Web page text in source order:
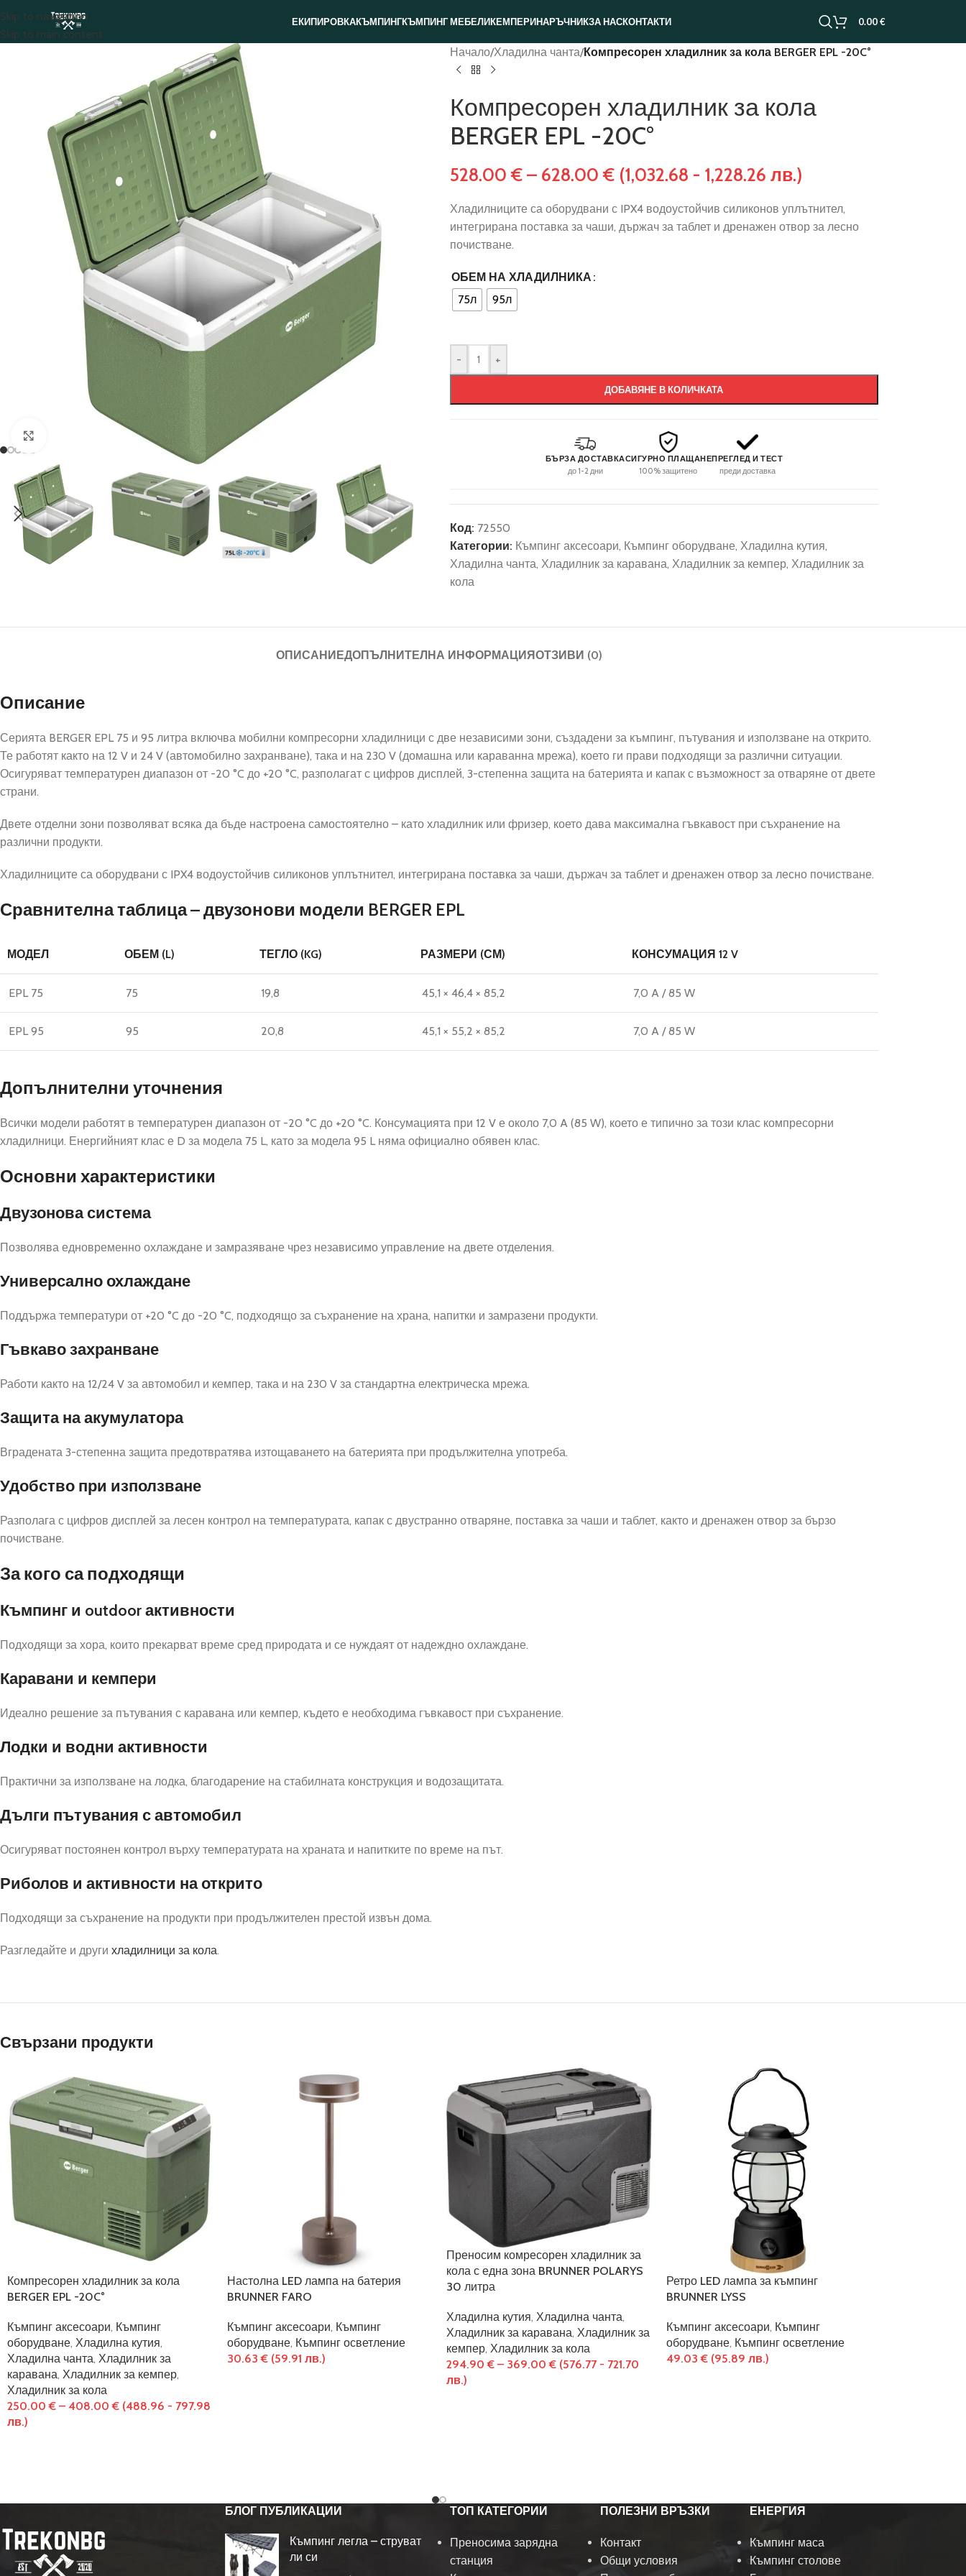
Skip to navigation
Skip to main content
ЕКИПИРОВКАКЪМПИНГКЪМПИНГ МЕБЕЛИКЕМПЕРИНАРЪЧНИКЗА НАСКОНТАКТИ 0.00€
Начало/Хладилна чанта/Компресорен хладилник за кола BERGER EPL -20C°
Компресорен хладилник за кола
BERGER EPL -20C°
528.00 € – 628.00 € (1,032.68 - 1,228.26 лв.)
Хладилниците са оборудвани с IPX4 водоустойчив силиконов уплътнител,
интегрирана поставка за чаши, държач за таблет и дренажен отвор за лесно
почистване.
ОБЕМ НА ХЛАДИЛНИКА
75л
95л
- +
ДОБАВЯНЕ В КОЛИЧКАТА
БЪРЗА ДОСТАВКА
до 1-2 дни
СИГУРНО ПЛАЩАНЕ
100% защитено
ПРЕГЛЕД И ТЕСТ
преди доставка
Код: 72550
Категории: Къмпинг аксесоари, Къмпинг оборудване, Хладилна кутия,
Хладилна чанта, Хладилник за каравана, Хладилник за кемпер, Хладилник за
кола
ОПИСАНИЕДОПЪЛНИТЕЛНА ИНФОРМАЦИЯОТЗИВИ (0)
Описание
Серията BERGER EPL 75 и 95 литра включва мобилни компресорни хладилници с две независими зони, създадени за къмпинг, пътувания и използване на открито.
Те работят както на 12 V и 24 V (автомобилно захранване), така и на 230 V (домашна или караванна мрежа), което ги прави подходящи за различни ситуации.
Осигуряват температурен диапазон от -20 °C до +20 °C, разполагат с цифров дисплей, 3-степенна защита на батерията и капак с възможност за отваряне от двете
страни.
Двете отделни зони позволяват всяка да бъде настроена самостоятелно – като хладилник или фризер, което дава максимална гъвкавост при съхранение на
различни продукти.
Хладилниците са оборудвани с IPX4 водоустойчив силиконов уплътнител, интегрирана поставка за чаши, държач за таблет и дренажен отвор за лесно почистване.
Сравнителна таблица – двузонови модели BERGER EPL
МОДЕЛ ОБЕМ (L) ТЕГЛО (KG) РАЗМЕРИ (СМ) КОНСУМАЦИЯ 12 V
EPL 75 75 19,8 45,1 × 46,4 × 85,2 7,0 A / 85 W
EPL 95 95 20,8 45,1 × 55,2 × 85,2 7,0 A / 85 W
Допълнителни уточнения
Всички модели работят в температурен диапазон от -20 °C до +20 °C. Консумацията при 12 V е около 7,0 A (85 W), което е типично за този клас компресорни
хладилници. Енергийният клас е D за модела 75 L, като за модела 95 L няма официално обявен клас.
Основни характеристики
Двузонова система
Позволява едновременно охлаждане и замразяване чрез независимо управление на двете отделения.
Универсално охлаждане
Поддържа температури от +20 °C до -20 °C, подходящо за съхранение на храна, напитки и замразени продукти.
Гъвкаво захранване
Работи както на 12/24 V за автомобил и кемпер, така и на 230 V за стандартна електрическа мрежа.
Защита на акумулатора
Вградената 3-степенна защита предотвратява изтощаването на батерията при продължителна употреба.
Удобство при използване
Разполага с цифров дисплей за лесен контрол на температурата, капак с двустранно отваряне, поставка за чаши и таблет, както и дренажен отвор за бързо
почистване.
За кого са подходящи
Къмпинг и outdoor активности
Подходящи за хора, които прекарват време сред природата и се нуждаят от надеждно охлаждане.
Каравани и кемпери
Идеално решение за пътувания с каравана или кемпер, където е необходима гъвкавост при съхранение.
Лодки и водни активности
Практични за използване на лодка, благодарение на стабилната конструкция и водозащитата.
Дълги пътувания с автомобил
Осигуряват постоянен контрол върху температурата на храната и напитките по време на път.
Риболов и активности на открито
Подходящи за съхранение на продукти при продължителен престой извън дома.
Разгледайте и други хладилници за кола.
Свързани продукти
Компресорен хладилник за кола
BERGER EPL -20C°
Къмпинг аксесоари, Къмпинг
оборудване, Хладилна кутия,
Хладилна чанта, Хладилник за
каравана, Хладилник за кемпер,
Хладилник за кола
250.00€ – 408.00€ (488.96 - 797.98
лв.)
Настолна LED лампа на батерия
BRUNNER FARO
Къмпинг аксесоари, Къмпинг
оборудване, Къмпинг осветление
30.63€ (59.91 лв.)
Преносим комресорен хладилник за
кола с една зона BRUNNER POLARYS
30 литра
Хладилна кутия, Хладилна чанта,
Хладилник за каравана, Хладилник за
кемпер, Хладилник за кола
294.90€ – 369.00€ (576.77 - 721.70
лв.)
Ретро LED лампа за къмпинг
BRUNNER LYSS
Къмпинг аксесоари, Къмпинг
оборудване, Къмпинг осветление
49.03€ (95.89 лв.)
БЛОГ ПУБЛИКАЦИИ
Къмпинг легла – струват
ли си
ТОП КАТЕГОРИИ
Преносима зарядна
станция
ПОЛЕЗНИ ВРЪЗКИ
Контакт
Общи условия
ЕНЕРГИЯ
Къмпинг маса
Къмпинг столове